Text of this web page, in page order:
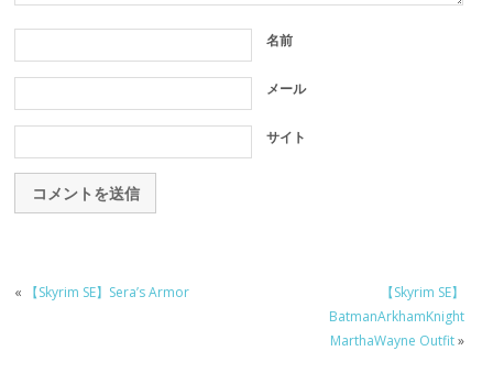
名前
メール
サイト
« 【Skyrim SE】Sera’s Armor
【Skyrim SE】
BatmanArkhamKnight
MarthaWayne Outfit»